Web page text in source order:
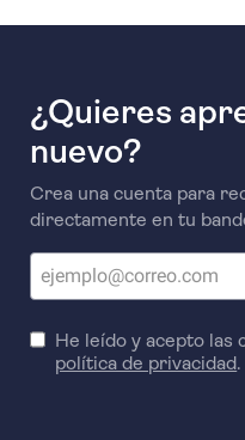
¿Quieres
nuevo?
Crea una cuenta para
directamente en tu
He leído y acepto las
política de privacidad.